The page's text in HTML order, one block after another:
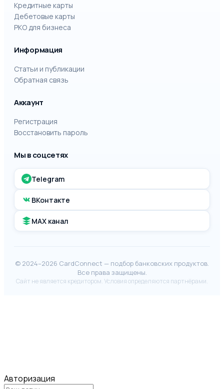
Кредитные карты
Дебетовые карты
РКО для бизнеса
Информация
Статьи и публикации
Обратная связь
Аккаунт
Регистрация
Восстановить пароль
Мы в соцсетях
Telegram
ВКонтакте
MAX канал
© 2024–2026 CardConnect — подбор банковских продуктов.
Все права защищены.
Сайт не является кредитором. Условия определяются партнёрами.
Авторизация